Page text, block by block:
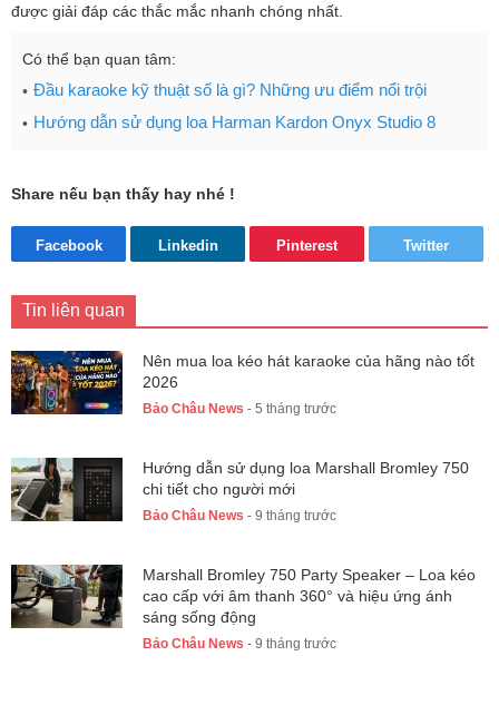
được giải đáp các thắc mắc nhanh chóng nhất.
Có thể bạn quan tâm:
Đầu karaoke kỹ thuật số là gì? Những ưu điểm nổi trội
Hướng dẫn sử dụng loa Harman Kardon Onyx Studio 8
Share nếu bạn thấy hay nhé !
Facebook Linkedin Pinterest Twitter
Tin liên quan
Nên mua loa kéo hát karaoke của hãng nào tốt
2026
Bảo Châu News - 5 tháng trước
Hướng dẫn sử dụng loa Marshall Bromley 750
chi tiết cho người mới
Bảo Châu News - 9 tháng trước
Marshall Bromley 750 Party Speaker – Loa kéo
cao cấp với âm thanh 360° và hiệu ứng ánh
sáng sống động
Bảo Châu News - 9 tháng trước